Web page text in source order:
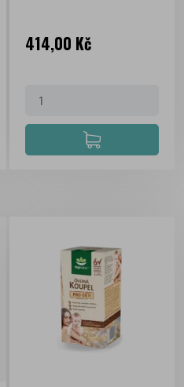
Cena
414,00 Kč